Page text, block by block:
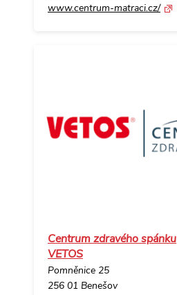
www.centrum-matraci.cz/
Centrum zdravého spánku
VETOS
Pomněnice 25
256 01 Benešov